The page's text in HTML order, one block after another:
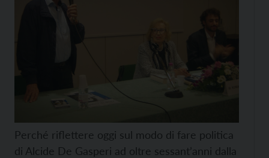
Perché riflettere oggi sul modo di fare politica
di Alcide De Gasperi ad oltre sessant’anni dalla